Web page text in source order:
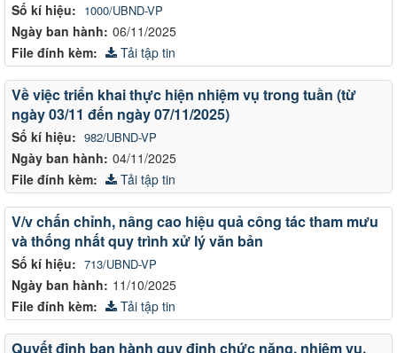
Số kí hiệu: 1000/UBND-VP
Ngày ban hành: 06/11/2025
File đính kèm: Tải tập tin
Số kí hiệu: 982/UBND-VP
Ngày ban hành: 04/11/2025
Về việc triển khai thực hiện nhiệm vụ trong tuần (từ
ngày 03/11 đến ngày 07/11/2025)
File đính kèm: Tải tập tin
Số kí hiệu: 713/UBND-VP
Ngày ban hành: 11/10/2025
V/v chấn chỉnh, nâng cao hiệu quả công tác tham mưu
và thống nhất quy trình xử lý văn bản
File đính kèm: Tải tập tin
Quyết định ban hành quy định chức năng, nhiệm vụ,